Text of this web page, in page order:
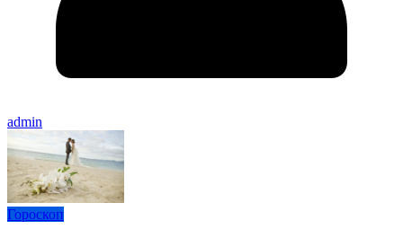
admin
Гороскоп